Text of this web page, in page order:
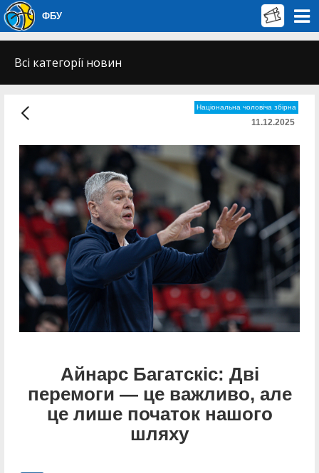
ФБУ
Всі категорії новин
Національна чоловіча збірна
11.12.2025
Айнарс Багатскіс: Дві
перемоги — це важливо, але
це лише початок нашого
шляху